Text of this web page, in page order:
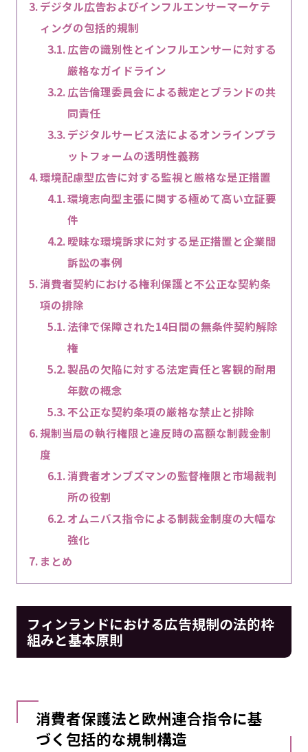
デジタル広告およびインフルエンサーマーケテ
ィングの包括的規制
広告の識別性とインフルエンサーに対する
厳格なガイドライン
広告倫理委員会による裁定とブランドの共
同責任
デジタルサービス法によるオンラインプラ
ットフォームの透明性義務
環境配慮型広告に対する監視と厳格な是正措置
環境志向型主張に関する極めて高い立証要
件
曖昧な環境訴求に対する是正措置と企業間
訴訟の事例
消費者契約における権利保護と不公正な契約条
項の排除
法律で保障された14日間の無条件契約解除
権
製品の欠陥に対する法定責任と客観的耐用
年数の概念
不公正な契約条項の厳格な禁止と排除
規制当局の執行権限と違反時の高額な制裁金制
度
消費者オンブズマンの監督権限と市場裁判
所の役割
オムニバス指令による制裁金制度の大幅な
強化
まとめ
フィンランドにおける広告規制の法的枠
組みと基本原則
消費者保護法と欧州連合指令に基
づく包括的な規制構造